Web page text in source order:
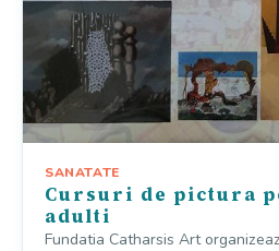
SANATATE
Cursuri de pictura
adulti
Fundatia Catharsis Art